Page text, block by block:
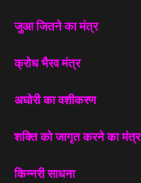
जुआ जितने का मंत्र
क्रोध भैरव मंत्र
अघोरी का वशीकरण
शक्ति को जागृत करने का मंत्र
किन्नरी साधना